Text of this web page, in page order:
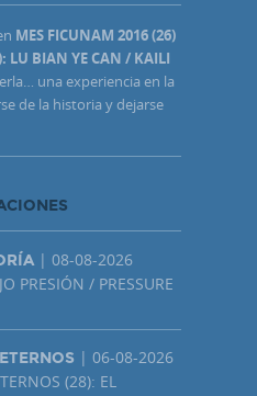
MES FICUNAM 2016 (26)
LU BIAN YE CAN / KAILI
una experiencia en la
de la historia y dejarse
| 08-08-2026
PRESIÓN / PRESSURE
| 06-08-2026
(28): EL